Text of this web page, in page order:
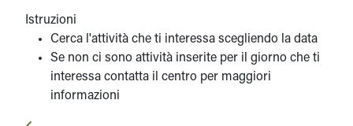
Istruzioni
Cerca l'attività che ti interessa scegliendo la data
Se non ci sono attività inserite per il giorno che ti
interessa contatta il centro per maggiori
informazioni